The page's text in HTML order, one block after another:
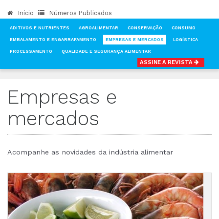
Início Números Publicados
ADITIVOS E NUTRIENTES AGROALIMENTAR CONSERVAÇÃO CONSUMO
EMBALAMENTO E ENGARRAFAMENTO EMPRESAS E MERCADOS LOGÍSTICA
PROCESSAMENTO QUALIDADE E SEGURANÇA ALIMENTAR
ASSINE A REVISTA
Empresas e
mercados
Acompanhe as novidades da indústria alimentar